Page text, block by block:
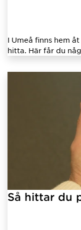
I Umeå finns hem
hitta. Här får du
Så hittar du